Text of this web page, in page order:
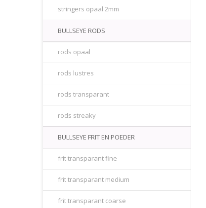
stringers opaal 2mm
BULLSEYE RODS
rods opaal
rods lustres
rods transparant
rods streaky
BULLSEYE FRIT EN POEDER
frit transparant fine
frit transparant medium
frit transparant coarse